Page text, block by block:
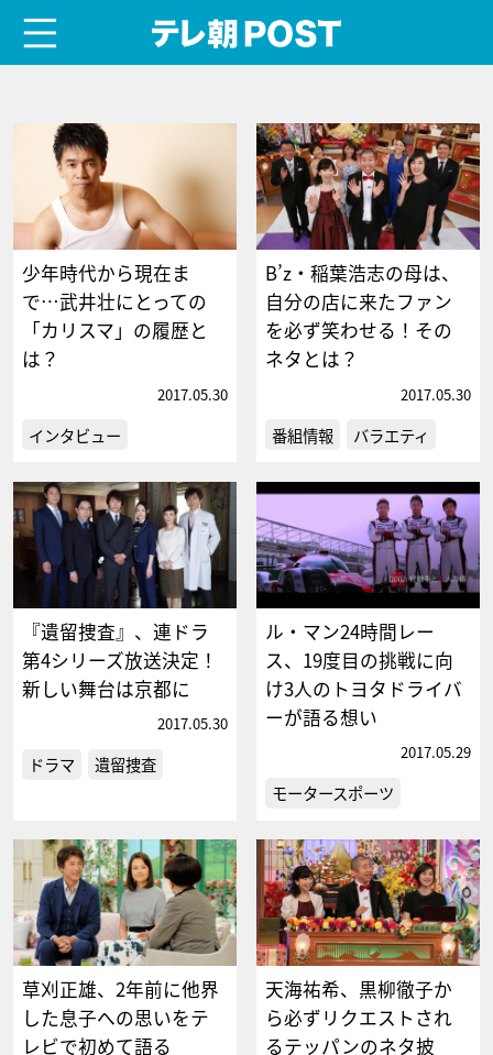
少年時代から現在ま
で…武井壮にとっての
「カリスマ」の履歴と
は？
2017.05.30
インタビュー
B’z・稲葉浩志の母は、
自分の店に来たファン
を必ず笑わせる！その
ネタとは？
2017.05.30
番組情報 バラエティ
『遺留捜査』、連ドラ
第4シリーズ放送決定！
新しい舞台は京都に
2017.05.30
ドラマ 遺留捜査
ル・マン24時間レー
ス、19度目の挑戦に向
け3人のトヨタドライバ
ーが語る想い
2017.05.29
モータースポーツ
草刈正雄、2年前に他界
した息子への思いをテ
レビで初めて語る
天海祐希、黒柳徹子か
ら必ずリクエストされ
るテッパンのネタ披